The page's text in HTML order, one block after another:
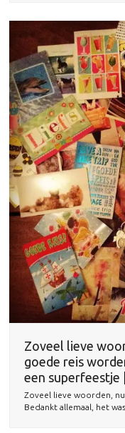
Zoveel lieve
goede reis
een superfeestje
Zoveel lieve woorden,
Bedankt allemaal, het